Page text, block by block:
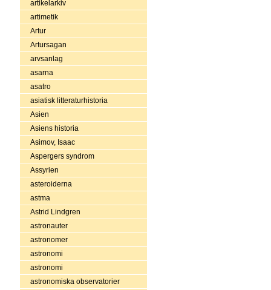
artikelarkiv
artimetik
Artur
Artursagan
arvsanlag
asarna
asatro
asiatisk litteraturhistoria
Asien
Asiens historia
Asimov, Isaac
Aspergers syndrom
Assyrien
asteroiderna
astma
Astrid Lindgren
astronauter
astronomer
astronomi
astronomi
astronomiska observatorier